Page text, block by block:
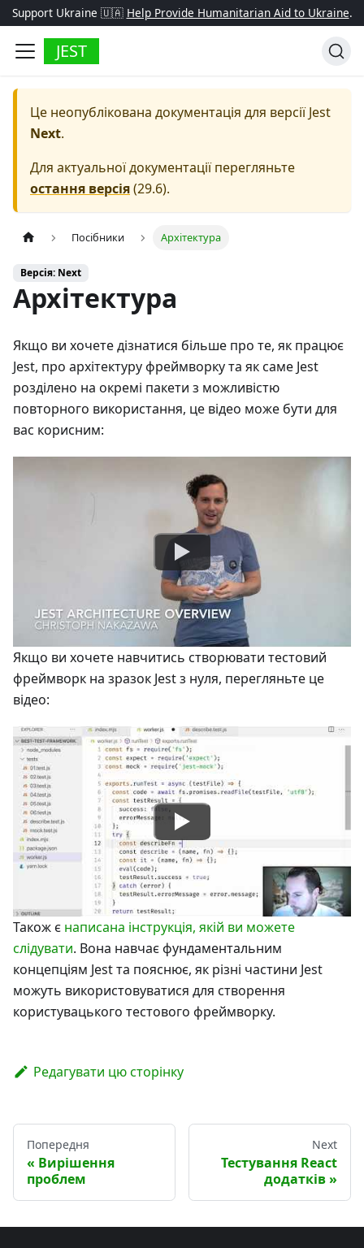
Support Ukraine 🇺🇦 Help Provide Humanitarian Aid to Ukraine.
JEST
Це неопублікована документація для версіїJest
Next.
Для актуальної документації перегляньте
остання версія(29.6).
Посібники Архітектура
Версія: Next
Архітектура
Якщо ви хочете дізнатися більше про те, як працює
Jest, про архітектуру фреймворку та як саме Jest
розділено на окремі пакети з можливістю
повторного використання, це відео може бути для
вас корисним:
Якщо ви хочете навчитись створювати тестовий
фреймворк на зразок Jest з нуля, перегляньте це
відео:
Також є написана інструкція, якій ви можете
слідувати. Вона навчає фундаментальним
концепціям Jest та пояснює, як різні частини Jest
можуть використовуватися для створення
користувацького тестового фреймворку.
Редагувати цю сторінку
Попередня
Вирішення
проблем
Next
Тестування React
додатків